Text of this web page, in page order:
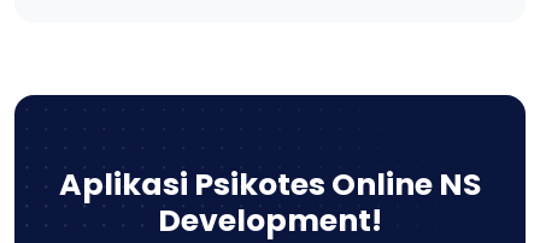
Aplikasi Psikotes Online NS
Development!